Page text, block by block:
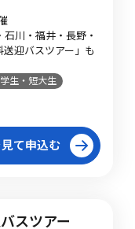
川・福井・長野・
迎バスツアー」も
生・短大生
て申込む
スツアー